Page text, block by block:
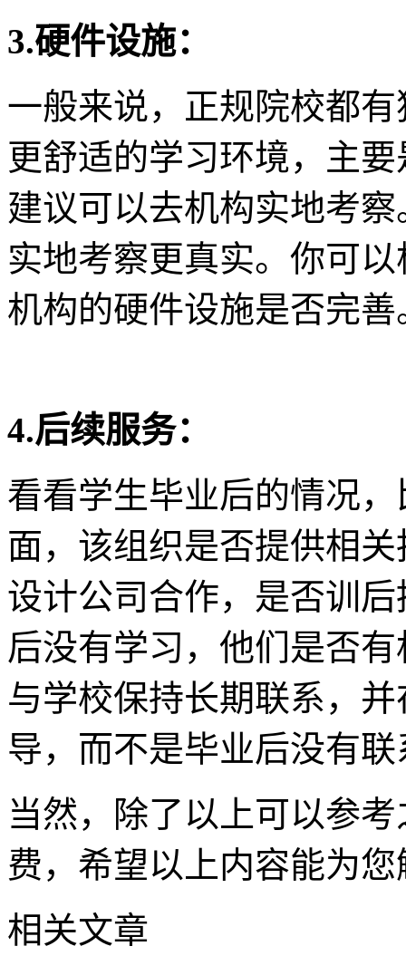
3.硬件设施：
一般来说，正规院校都
更舒适的学习环境，主
建议可以去机构实地考
实地考察更真实。你可
机构的硬件设施是否完善
4.后续服务：
看看学生毕业后的情况
面，该组织是否提供相
设计公司合作，是否训
后没有学习，他们是否
与学校保持长期联系，
导，而不是毕业后没有联
当然，除了以上可以参
费，希望以上内容能为
相关文章